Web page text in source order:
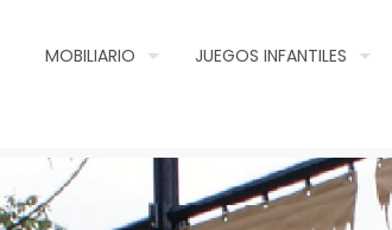
MOBILIARIO JUEGOS INFANTILES